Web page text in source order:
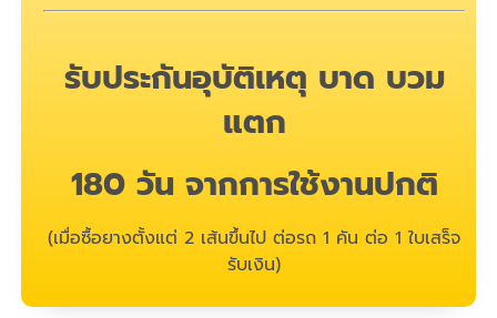
รับประกันอุบัติเหตุ บาด บวม
แตก
180 วัน จากการใช้งานปกติ
(เมื่อซื้อยางตั้งแต่ 2 เส้นขึ้นไป ต่อรถ 1 คัน ต่อ 1 ใบเสร็จ
รับเงิน)